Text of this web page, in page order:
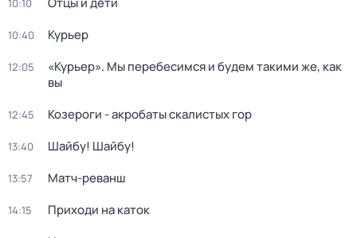
10:10
10:40 Курьер
12:05
«Курьер». Мы перебесимся и будем такими же, как
вы
12:45 Козероги - акробаты скалистых гор
13:40 Шайбу! Шайбу!
13:57 Матч-реванш
14:15 Приходи на каток